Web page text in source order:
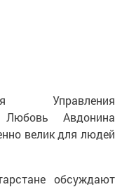
Управления
Любовь Авдонина
велик для людей
обсуждают